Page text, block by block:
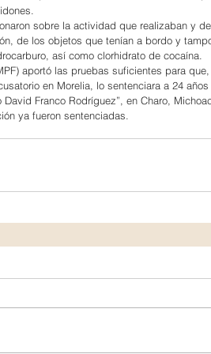
sobre la actividad que realizaban y
de los objetos que tenían a bordo y
así como clorhidrato de cocaína.
aportó las pruebas suficientes para
en Morelia, lo sentenciara a 24
Franco Rodríguez”, en Charo,
ya fueron sentenciadas.